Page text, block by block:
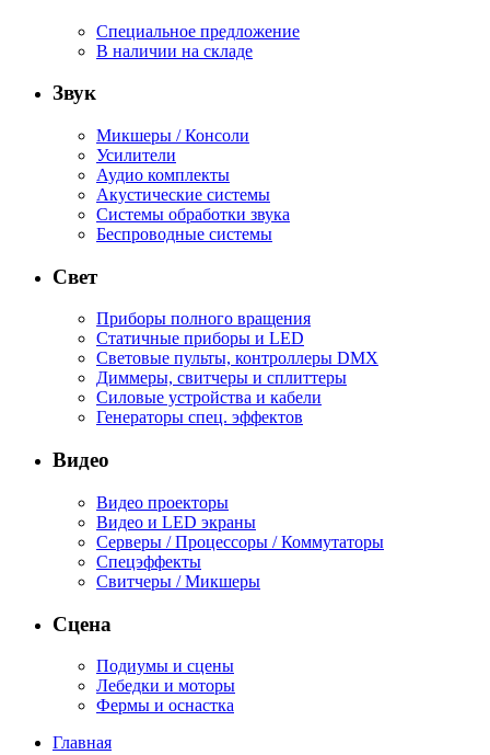
Специальное предложение
В наличии на складе
Звук
Микшеры / Консоли
Усилители
Аудио комплекты
Акустические системы
Системы обработки звука
Беспроводные системы
Свет
Приборы полного вращения
Статичные приборы и LED
Световые пульты, контроллеры DMX
Диммеры, свитчеры и сплиттеры
Силовые устройства и кабели
Генераторы спец. эффектов
Видео
Видео проекторы
Видео и LED экраны
Серверы / Процессоры / Коммутаторы
Спецэффекты
Свитчеры / Микшеры
Сцена
Подиумы и сцены
Лебедки и моторы
Фермы и оснастка
Главная